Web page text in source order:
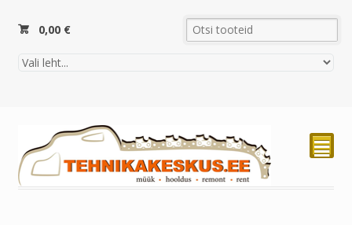
0,00 €
²